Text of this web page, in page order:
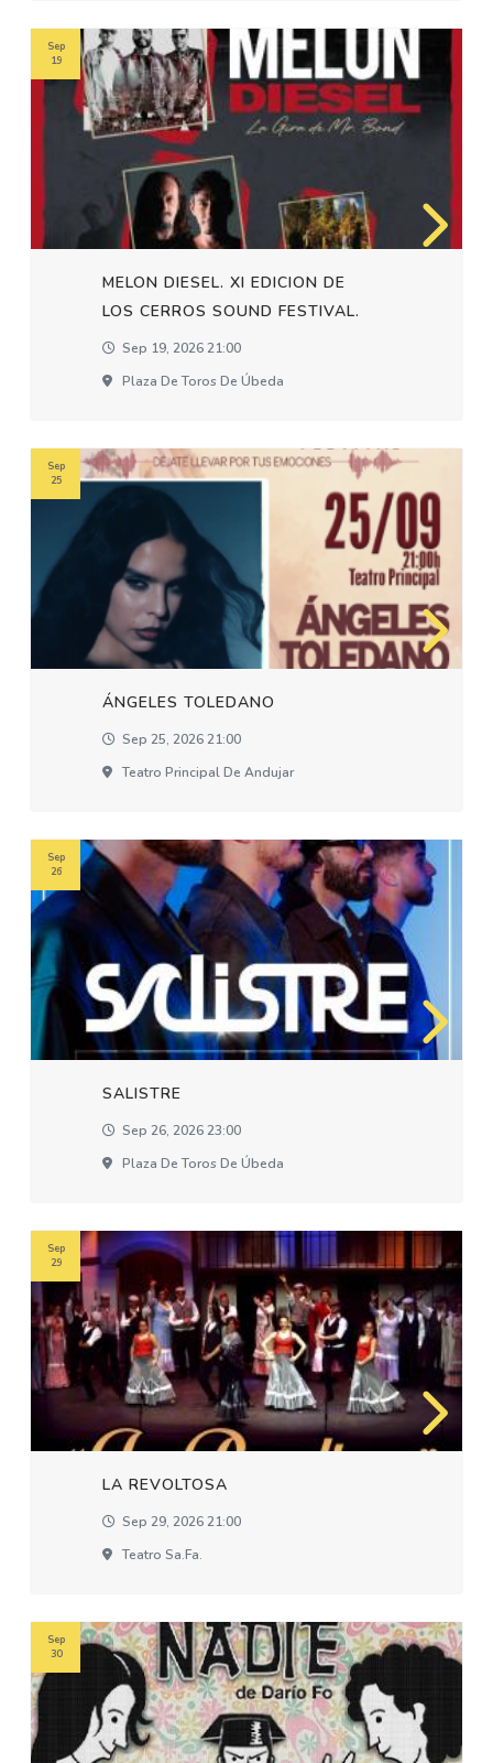
MELON DIESEL. XI EDICION DE
LOS CERROS SOUND FESTIVAL.
Sep 19, 2026 21:00
Plaza De Toros De Úbeda
Sep
19
ÁNGELES TOLEDANO
Sep 25, 2026 21:00
Teatro Principal De Andujar
Sep
25
SALISTRE
Sep 26, 2026 23:00
Plaza De Toros De Úbeda
Sep
26
LA REVOLTOSA
Sep 29, 2026 21:00
Teatro Sa.fa.
Sep
29
Sep
30